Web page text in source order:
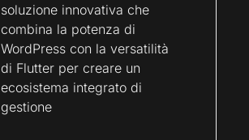
soluzione innovativa che
combina la potenza di
WordPress con la versatilità
di Flutter per creare un
ecosistema integrato di
gestione